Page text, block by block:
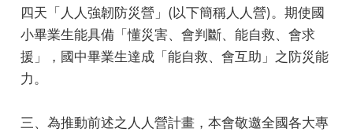
四天「人人強韌防災營」(以下簡稱人人營)。期使國
小畢業生能具備「懂災害、會判斷、能自救、會求
援」，國中畢業生達成「能自救、會互助」之防災能
力。
三、為推動前述之人人營計畫，本會敬邀全國各大專